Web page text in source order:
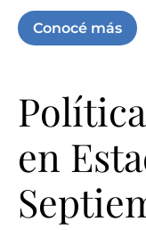
Conocé más
en